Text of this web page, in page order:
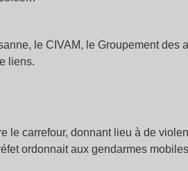
le CIVAM, le Groupement des
liens.
le carrefour, donnant lieu à de
ordonnait aux gendarmes